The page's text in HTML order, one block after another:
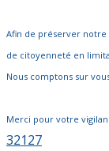
Afin de préserver notre
de citoyenneté en
Nous comptons sur
Merci pour votre
32127